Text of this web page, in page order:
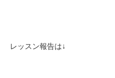
レッスン報告は↓